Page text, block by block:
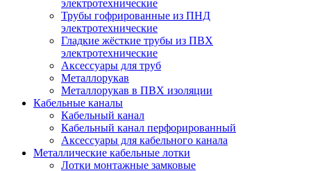
электротехнические
Трубы гофрированные из ПНД
электротехнические
Гладкие жёсткие трубы из ПВХ
электротехнические
Аксессуары для труб
Металлорукав
Металлорукав в ПВХ изоляции
Кабельные каналы
Кабельный канал
Кабельный канал перфорированный
Аксессуары для кабельного канала
Металлические кабельные лотки
Лотки монтажные замковые